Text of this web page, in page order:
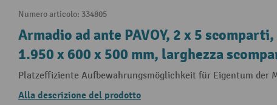
Numero articolo: 334805
Armadio ad ante PAVOY, 2 x 5
1.950 x 600 x 500 mm, larghezza
Platzeffiziente Aufbewahrungsmöglichkeit für Eigentum der
Alla descrizione del prodotto